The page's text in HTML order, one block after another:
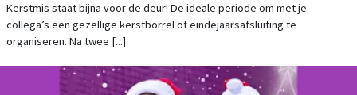
Kerstmis staat bijna voor de deur! De ideale periode om met je
collega’s een gezellige kerstborrel of eindejaarsafsluiting te
organiseren. Na twee [...]